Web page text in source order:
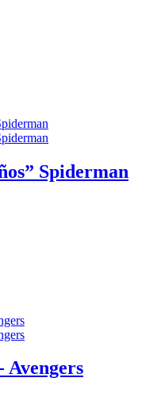
Spiderman
Avengers